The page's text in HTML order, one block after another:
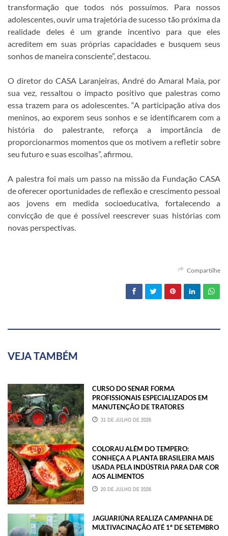
transformação que todos nós possuímos. Para nossos
adolescentes, ouvir uma trajetória de sucesso tão próxima da
realidade deles é um grande incentivo para que eles
acreditem em suas próprias capacidades e busquem seus
sonhos de maneira consciente”, destacou.
O diretor do CASA Laranjeiras, André do Amaral Maia, por
sua vez, ressaltou o impacto positivo que palestras como
essa trazem para os adolescentes. “A participação ativa dos
meninos, ao exporem seus sonhos e se identificarem com a
história do palestrante, reforça a importância de
proporcionarmos momentos que os motivem a refletir sobre
seu futuro e suas escolhas”, afirmou.
A palestra foi mais um passo na missão da Fundação CASA
de oferecer oportunidades de reflexão e crescimento pessoal
aos jovens em medida socioeducativa, fortalecendo a
convicção de que é possível reescrever suas histórias com
novas perspectivas.
Compartilhe
VEJA TAMBÉM
CURSO DO SENAR FORMA
PROFISSIONAIS ESPECIALIZADOS EM
MANUTENÇÃO DE TRATORES
31 DE JULHO DE 2026
COLORAU ALÉM DO TEMPERO:
CONHEÇA A PLANTA BRASILEIRA MAIS
USADA PELA INDÚSTRIA PARA DAR COR
AOS ALIMENTOS
20 DE JULHO DE 2026
JAGUARIÚNA REALIZA CAMPANHA DE
MULTIVACINAÇÃO ATÉ 1º DE SETEMBRO